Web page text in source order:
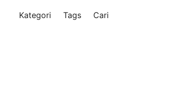
Kategori Tags Cari